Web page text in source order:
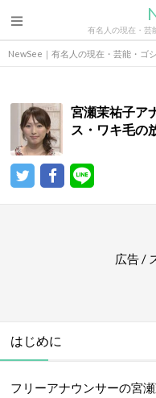
有名人の現在・芸
NewSee｜有名人の現在・芸能・ゴ
宮瀬茉祐子ア
ス・ワキ毛の
広告 /
はじめに
フリーアナウンサーの宮